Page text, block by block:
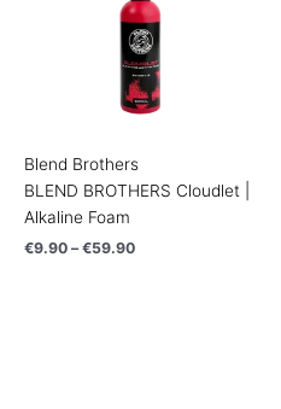
Blend Brothers
BLEND BROTHERS Cloudlet |
Alkaline Foam
€9.90 – €59.90